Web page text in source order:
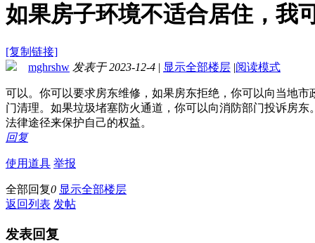
如果房子环境不适合居住，我
[复制链接]
mghrshw 发表于 2023-12-4 | 显示全部楼层 |阅读模式
可以。你可以要求房东维修，如果房东拒绝，你可以向当地
门清理。如果垃圾堵塞防火通道，你可以向消防部门投诉房
法律途径来保护自己的权益。
回复
使用道具 举报
全部回复0 显示全部楼层
返回列表 发帖
发表回复